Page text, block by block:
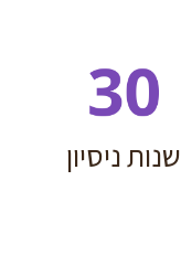
שנות ניסיון